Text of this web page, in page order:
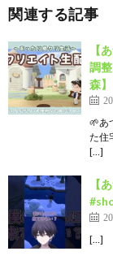
関連する記事
【
調
森】
🌱あ
た住
[…]
【
[…]